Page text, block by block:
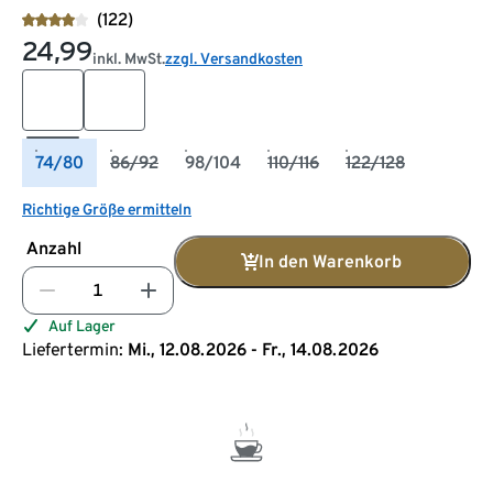
(122)
24,99inkl. MwSt.zzgl. Versandkosten
74/80 86/92 98/104 110/116 122/128
Richtige Größe ermitteln
Anzahl
In den Warenkorb
Auf Lager
Liefertermin: Mi., 12.08.2026 - Fr., 14.08.2026